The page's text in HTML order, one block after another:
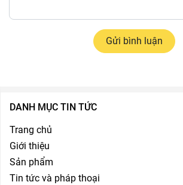
Gửi bình luận
DANH MỤC TIN TỨC
Trang chủ
Giới thiệu
Sản phẩm
Tin tức và pháp thoại